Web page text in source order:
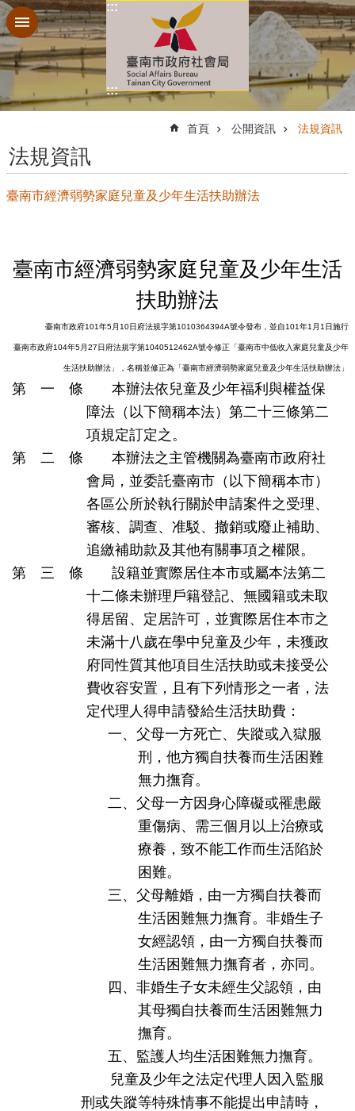
跳到主要內容區塊
:::
:::
首頁 公開資訊 法規資訊
法規資訊
臺南市經濟弱勢家庭兒童及少年生活扶助辦法
臺南市經濟弱勢家庭兒童及少年生活
扶助辦法
臺南市政府101年5月10日府法規字第1010364394A號令發布，並自101年1月1日施行
臺南市政府104年5月27日府法規字第1040512462A號令修正「臺南市中低收入家庭兒童及少年
生活扶助辦法」，名稱並修正為「臺南市經濟弱勢家庭兒童及少年生活扶助辦法」
第 一 條 本辦法依兒童及少年福利與權益保
障法（以下簡稱本法）第二十三條第二
項規定訂定之。
第 二 條 本辦法之主管機關為臺南市政府社
會局，並委託臺南市（以下簡稱本市）
各區公所於執行關於申請案件之受理、
審核、調查、准駁、撤銷或廢止補助、
追繳補助款及其他有關事項之權限。
第 三 條 設籍並實際居住本市或屬本法第二
十二條未辦理戶籍登記、無國籍或未取
得居留、定居許可，並實際居住本市之
未滿十八歲在學中兒童及少年，未獲政
府同性質其他項目生活扶助或未接受公
費收容安置，且有下列情形之一者，法
定代理人得申請發給生活扶助費：
一、父母一方死亡、失蹤或入獄服
刑，他方獨自扶養而生活困難
無力撫育。
二、父母一方因身心障礙或罹患嚴
重傷病、需三個月以上治療或
療養，致不能工作而生活陷於
困難。
三、父母離婚，由一方獨自扶養而
生活困難無力撫育。非婚生子
女經認領，由一方獨自扶養而
生活困難無力撫育者，亦同。
四、非婚生子女未經生父認領，由
其母獨自扶養而生活困難無力
撫育。
五、監護人均生活困難無力撫育。
兒童及少年之法定代理人因入監服
刑或失蹤等特殊情事不能提出申請時，